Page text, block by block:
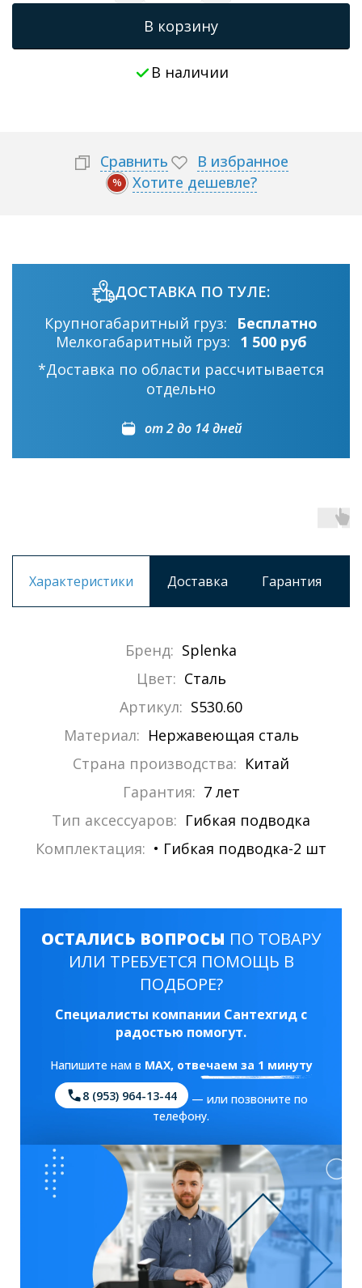
В корзину
В наличии
Сравнить В избранное
% Хотите дешевле?
ДОСТАВКА ПО ТУЛЕ:
Крупногабаритный груз:
Бесплатно
Мелкогабаритный груз: 1 500 руб
*Доставка по области рассчитывается
отдельно
от 2 до 14 дней
Характеристики Доставка Гарантия
Бренд: Splenka
Цвет: Сталь
Артикул: S530.60
Материал: Нержавеющая сталь
Страна производства: Китай
Гарантия: 7 лет
Тип аксессуаров: Гибкая подводка
Комплектация: • Гибкая подводка-2 шт
ОСТАЛИСЬ ВОПРОСЫ ПО ТОВАРУ
ИЛИ ТРЕБУЕТСЯ ПОМОЩЬ В
ПОДБОРЕ?
Специалисты компании Сантехгид с
радостью помогут.
Напишите нам в MAX, отвечаем за 1 минуту
8 (953) 964-13-44
— или позвоните по
телефону.